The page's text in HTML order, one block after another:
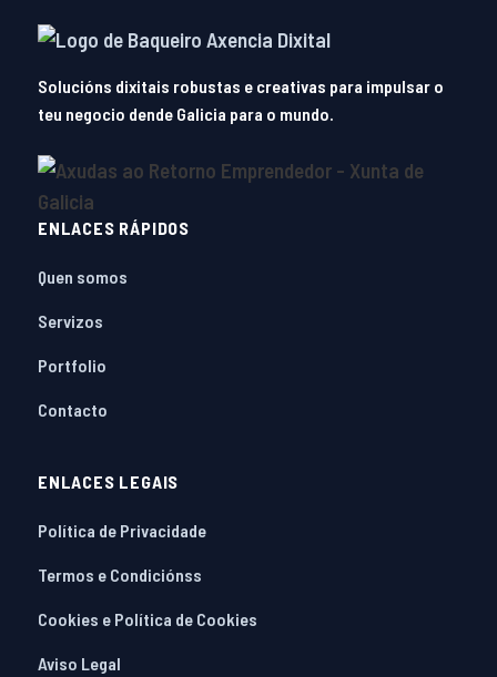
Solucións dixitais robustas e creativas para impulsar o
teu negocio dende Galicia para o mundo.
ENLACES RÁPIDOS
Quen somos
Servizos
Portfolio
Contacto
ENLACES LEGAIS
Política de Privacidade
Termos e Condiciónss
Cookies e Política de Cookies
Aviso Legal